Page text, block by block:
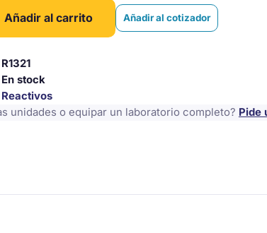
Añadir al carrito Añadir al cotizador
R1321
En stock
Reactivos
unidades o equipar un laboratorio completo? Pide